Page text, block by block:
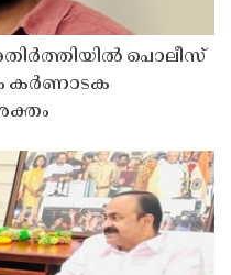
പൊലീസ്
കർണാടക